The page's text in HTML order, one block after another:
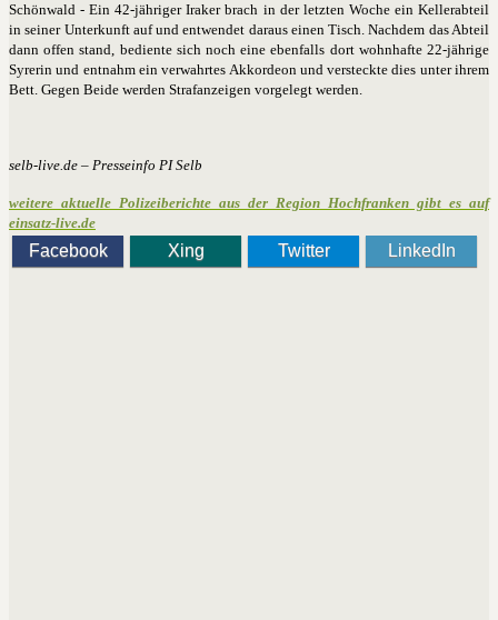
Schönwald - Ein 42-jähriger Iraker brach in der letzten Woche ein Kellerabteil
in seiner Unterkunft auf und entwendet daraus einen Tisch. Nachdem das Abteil
dann offen stand, bediente sich noch eine ebenfalls dort wohnhafte 22-jährige
Syrerin und entnahm ein verwahrtes Akkordeon und versteckte dies unter ihrem
Bett. Gegen Beide werden Strafanzeigen vorgelegt werden.
selb-live.de – Presseinfo PI Selb
weitere aktuelle Polizeiberichte aus der Region Hochfranken gibt es auf
einsatz-live.de
Facebook Xing Twitter LinkedIn